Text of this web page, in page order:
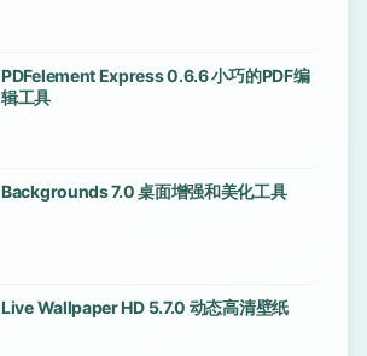
PDFelement Express 0.6.6 小巧的PDF编
辑工具
Backgrounds 7.0 桌面增强和美化工具
Live Wallpaper HD 5.7.0 动态高清壁纸